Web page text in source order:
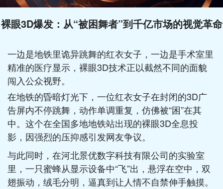
裸眼3D爆发：从“被困舞者”到千亿市场的视觉革命
一边是地铁里诡异跳舞的红衣女子，一边是手术室里
精准的医疗显示，裸眼3D技术正以截然不同的面貌
闯入公众视野。
在地铁的昏暗灯光下，一位红衣女子在封闭的3D广
告屏内不停跳舞，动作单调重复，仿佛被“困”在其
中。这个在全国多地地铁站出现的裸眼3D全息投
影，因强烈的压抑感引发网友争议。
与此同时，在河北景优数字科技有限公司的实验室
里，一只蜜蜂从显示设备中“飞”出，悬浮在空中，双
翅振动，绒毛分明，逼真到让人情不自禁伸手触摸。